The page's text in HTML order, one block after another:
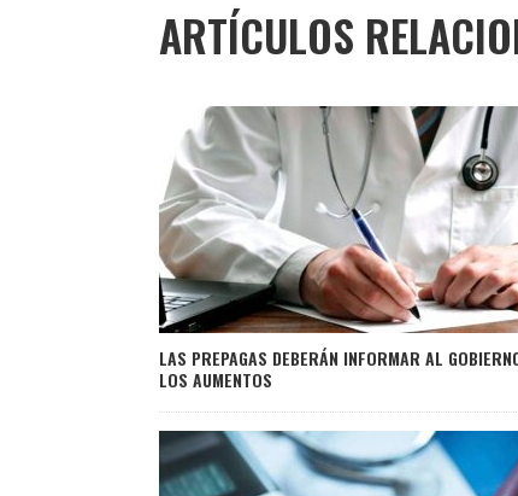
ARTÍCULOS
LAS PREPAGAS DEBERÁN INFORMAR AL
LOS AUMENTOS